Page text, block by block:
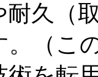
耐久（
。（こ